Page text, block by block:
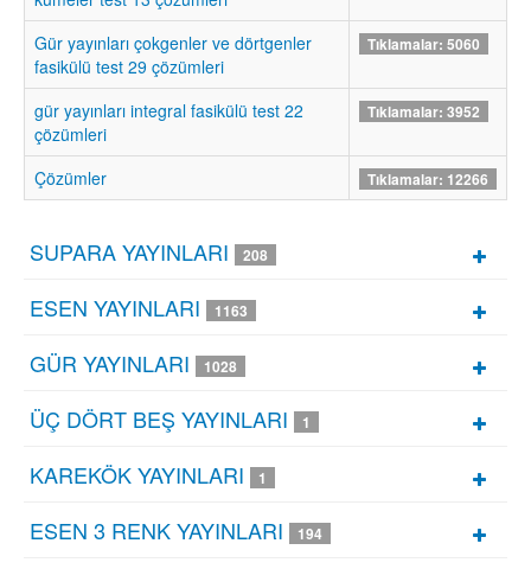
Gür yayınları çokgenler ve dörtgenler
fasikülü test 29 çözümleri
Tıklamalar: 5060
gür yayınları integral fasikülü test 22
çözümleri
Tıklamalar: 3952
Çözümler Tıklamalar: 12266
SUPARA YAYINLARI 208
ESEN YAYINLARI 1163
GÜR YAYINLARI 1028
ÜÇ DÖRT BEŞ YAYINLARI 1
KAREKÖK YAYINLARI 1
ESEN 3 RENK YAYINLARI 194